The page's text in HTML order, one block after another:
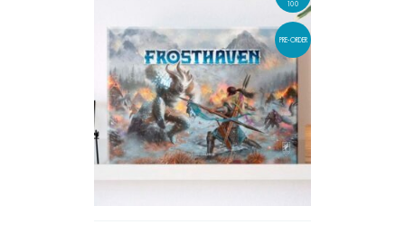
100
PRE-ORDER